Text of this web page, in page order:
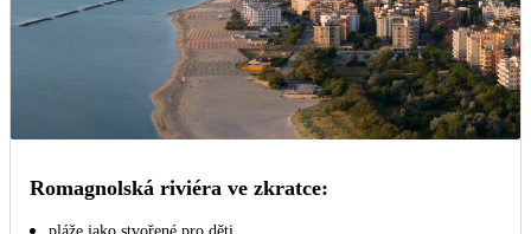
Romagnolská riviéra ve zkratce: